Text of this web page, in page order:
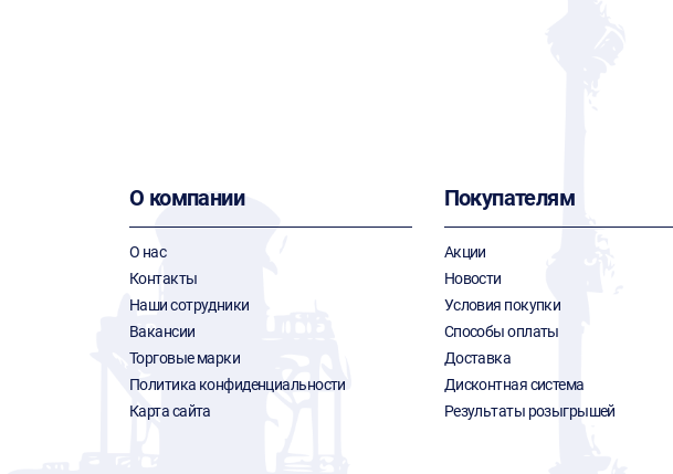
О компании
О нас
Контакты
Наши сотрудники
Вакансии
Торговые марки
Политика конфиденциальности
Карта сайта
Покупателям
Акции
Новости
Условия покупки
Способы оплаты
Доставка
Дисконтная система
Результаты розыгрышей